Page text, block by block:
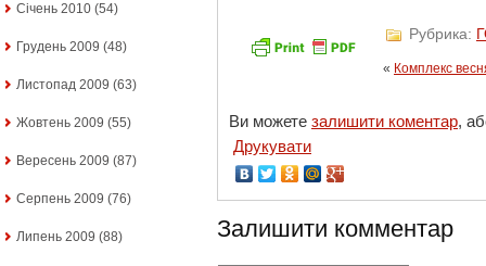
Січень 2010 (54)
Грудень 2009 (48)
Листопад 2009 (63)
Жовтень 2009 (55)
Вересень 2009 (87)
Серпень 2009 (76)
Липень 2009 (88)
Рубрика:
« Комплекс
Ви можете залишити коментар,
Друкувати
Залишити комментар